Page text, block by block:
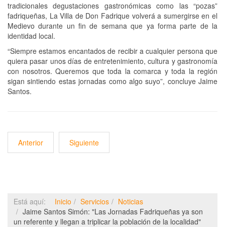
tradicionales degustaciones gastronómicas como las “pozas”
fadriqueñas, La Villa de Don Fadrique volverá a sumergirse en el
Medievo durante un fin de semana que ya forma parte de la
identidad local.
“Siempre estamos encantados de recibir a cualquier persona que
quiera pasar unos días de entretenimiento, cultura y gastronomía
con nosotros. Queremos que toda la comarca y toda la región
sigan sintiendo estas jornadas como algo suyo”, concluye Jaime
Santos.
Anterior Siguiente
Está aquí: Inicio Servicios
Noticias
Jaime Santos Simón: "Las Jornadas Fadriqueñas ya son
un referente y llegan a triplicar la población de la localidad"